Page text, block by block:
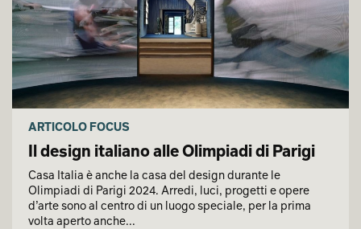
ARTICOLO FOCUS
Il design italiano alle Olimpiadi di Parigi
Casa Italia è anche la casa del design durante le
Olimpiadi di Parigi 2024. Arredi, luci, progetti e opere
d’arte sono al centro di un luogo speciale, per la prima
volta aperto anche...